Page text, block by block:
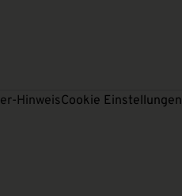
HinweisCookie Einstellungen